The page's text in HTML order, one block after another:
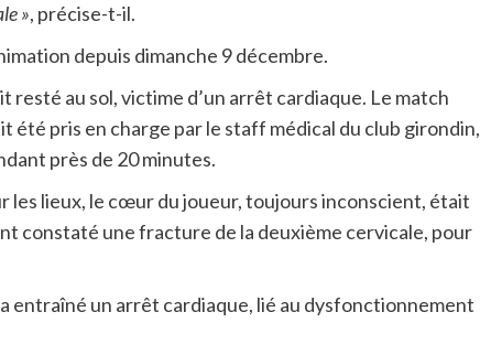
», précise-t-il.
depuis dimanche 9 décembre.
resté au sol, victime d’un arrêt cardiaque. Le match
pris en charge par le staff médical du club girondin,
près de 20 minutes.
les lieux, le cœur du joueur, toujours inconscient, était
constaté une fracture de la deuxième cervicale, pour
entraîné un arrêt cardiaque, lié au dysfonctionnement